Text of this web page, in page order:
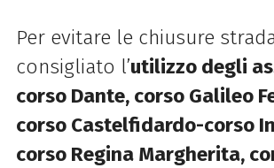
Per evitare le chiusure
consigliato l’utilizzo degli
corso Dante, corso Galileo
corso Castelfidardo-corso
corso Regina Margherita,